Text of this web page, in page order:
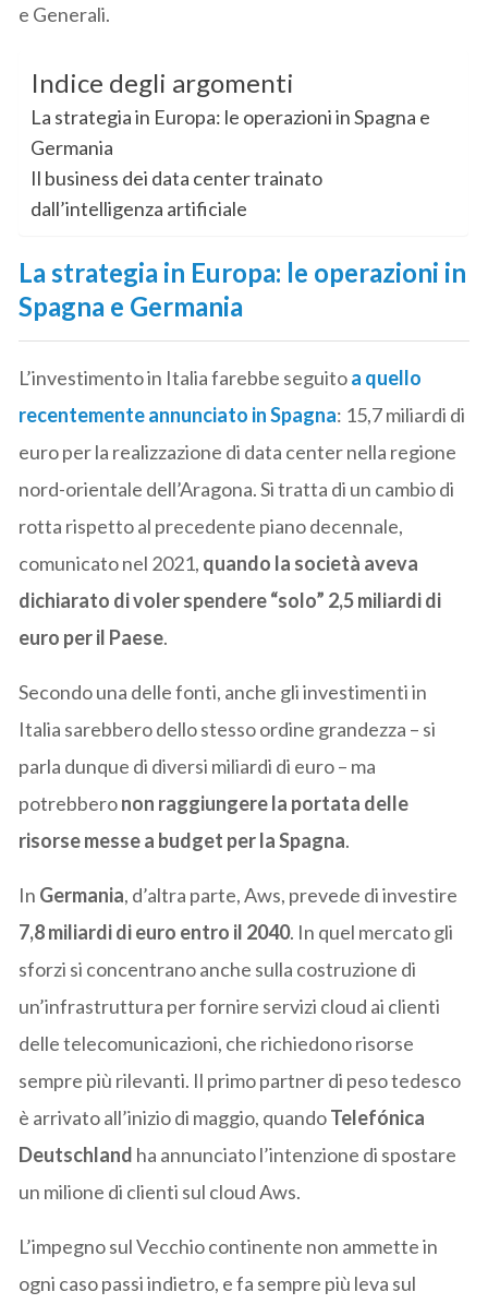
e Generali.
Indice degli argomenti
La strategia in Europa: le operazioni in Spagna e
Germania
Il business dei data center trainato
dall’intelligenza artificiale
La strategia in Europa: le operazioni in
Spagna e Germania
L’investimento in Italia farebbe seguitoa quello
recentemente annunciato in Spagna: 15,7 miliardi di
euro per la realizzazione di data center nella regione
nord-orientale dell’Aragona. Si tratta di un cambio di
rotta rispetto al precedente piano decennale,
comunicato nel 2021, quando la società aveva
dichiarato di voler spendere “solo” 2,5 miliardi di
euro per il Paese.
Secondo una delle fonti, anche gli investimenti in
Italia sarebbero dello stesso ordine grandezza – si
parla dunque di diversi miliardi di euro – ma
potrebberonon raggiungere la portata delle
risorse messe a budget per la Spagna.
In Germania, d’altra parte, Aws, prevede di investire
7,8 miliardi di euro entro il 2040. In quel mercato gli
sforzi si concentrano anche sulla costruzione di
un’infrastruttura per fornire servizi cloud ai clienti
delle telecomunicazioni, che richiedono risorse
sempre più rilevanti. Il primo partner di peso tedesco
è arrivato all’inizio di maggio, quandoTelefónica
Deutschland ha annunciato l’intenzione di spostare
un milione di clienti sul cloud Aws.
L’impegno sul Vecchio continente non ammette in
ogni caso passi indietro, e fa sempre più leva sul